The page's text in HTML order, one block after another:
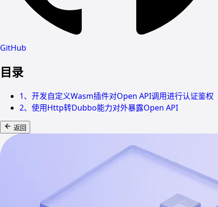
GitHub
目录
1、开发自定义Wasm插件对Open API调用进行认证鉴权
2、使用Http转Dubbo能力对外暴露Open API
返回